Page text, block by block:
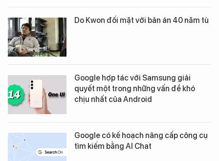
Do Kwon đối mặt với bản án 40 năm tù
Google hợp tác với Samsung giải
quyết một trong những vấn đề khó
chịu nhất của Android
Google có kế hoạch nâng cấp công cụ
tìm kiếm bằng AI Chat